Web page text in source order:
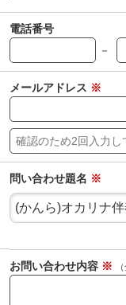
電話番号
－
メールアドレス ※
問い合わせ題名 ※
お問い合わせ内容 ※